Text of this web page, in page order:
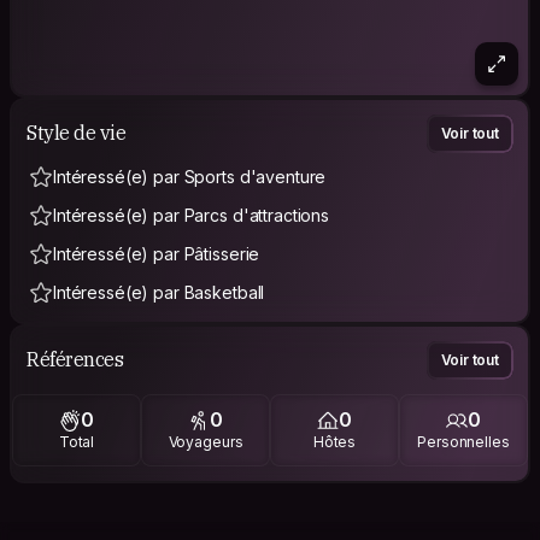
Style de vie Voir tout
Intéressé(e) par Sports d'aventure
Intéressé(e) par Parcs d'attractions
Intéressé(e) par Pâtisserie
Intéressé(e) par Basketball
Références Voir tout
0
Total
0
Voyageurs
0
Hôtes
0
Personnelles